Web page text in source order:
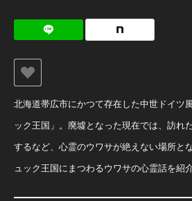
北海道帯広市にかつて存在した中世ドイツ
ック王国」。廃墟となった現在では、訪れ
するなど、心霊のウワサが絶えない場所と
ュック王国にまつわるウワサの心霊話を紹介